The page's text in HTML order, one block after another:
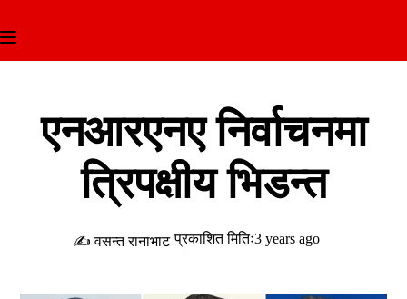
एनआरएनए निर्वाचनमा
त्रिपक्षीय भिडन्त
✍ वसन्त रानाभाट प्रकाशित मितिः3 years ago